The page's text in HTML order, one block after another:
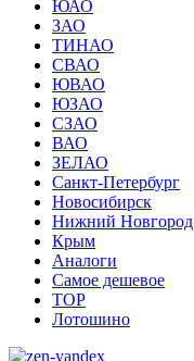
ЮАО
ЗАО
ТИНАО
СВАО
ЮВАО
ЮЗАО
СЗАО
ВАО
ЗЕЛАО
Санкт-Петербург
Новосибирск
Нижний Новгород
Крым
Аналоги
Самое дешевое
TOP
Лотошино